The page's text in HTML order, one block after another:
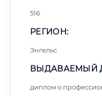
516
РЕГИОН:
Энгельс
ВЫДАВАЕМЫЙ
диплом о